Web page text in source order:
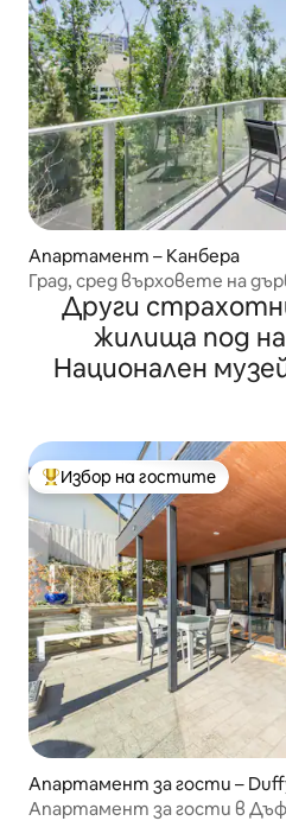
Апартамент – Канбера
Град, сред върховете на
Глийб Парк
Други
жилища под
Национален
Най-популярен избор на
Избор на гостите
Апартамент за гости –
Апартамент за гости в